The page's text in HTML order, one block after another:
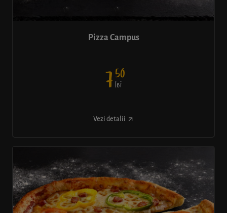
Pizza Campus
750
lei
Vezi detalii